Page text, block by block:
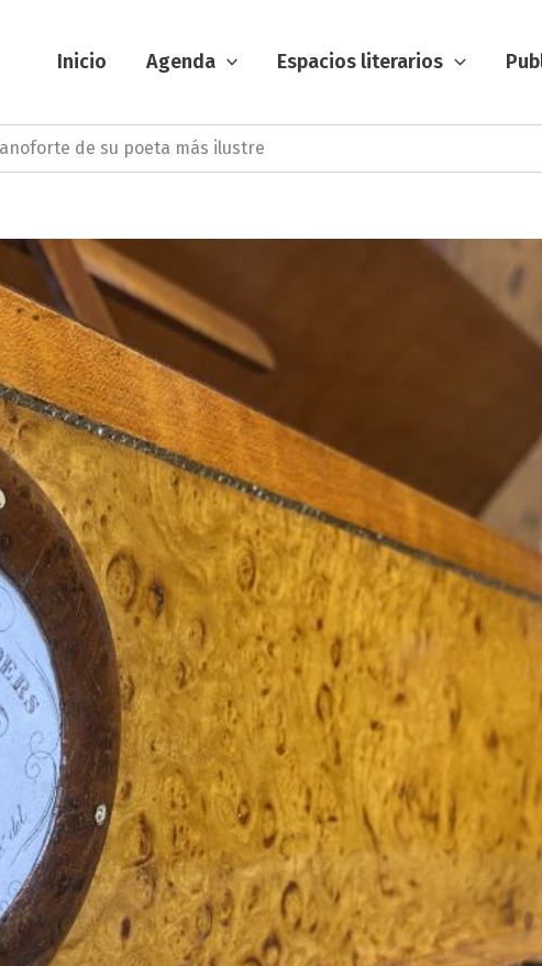
Inicio Agenda Espacios literarios
de su poeta más ilustre